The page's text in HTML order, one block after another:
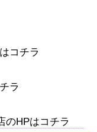
コチラ
ラ
のHPはコチラ